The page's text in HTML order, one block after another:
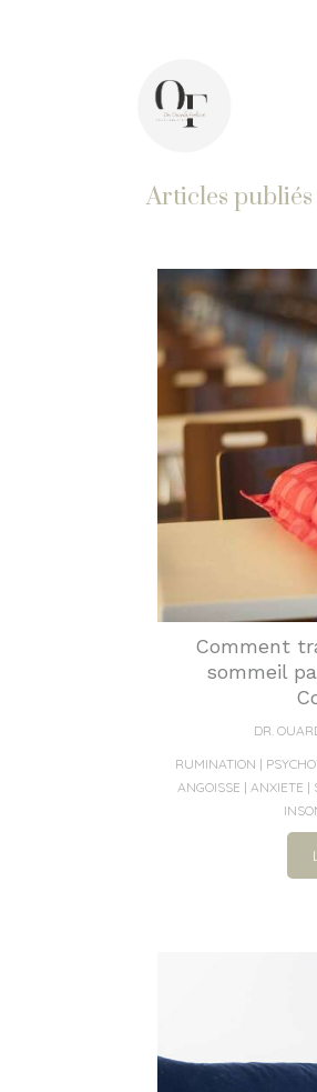
Articles
Comment
sommeil
DR.
RUMINATION
ANGOISSE
ANXIETE